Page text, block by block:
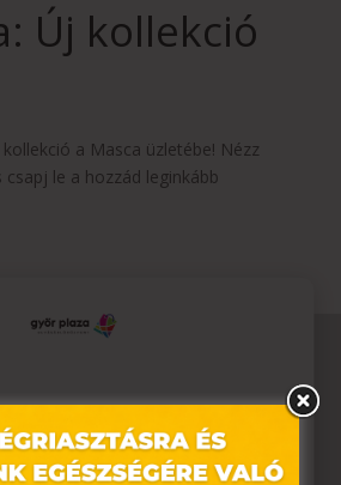
Új kollekció
a Masca üzletébe! Nézz
le a hozzád leginkább
használ
kat (továbbiakban „süti")